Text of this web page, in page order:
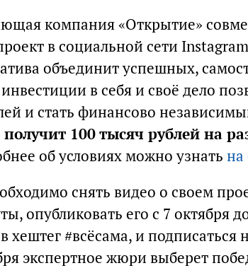
компания «Открытие»
в социальной сети
объединит успешных,
в себя и своё дело
и стать финансово
получит 100 тысяч рублей на
об условиях можно узнать на
снять видео о своем
опубликовать его с 7 октября
хештег #всёсама, и подписаться
экспертное жюри выберет